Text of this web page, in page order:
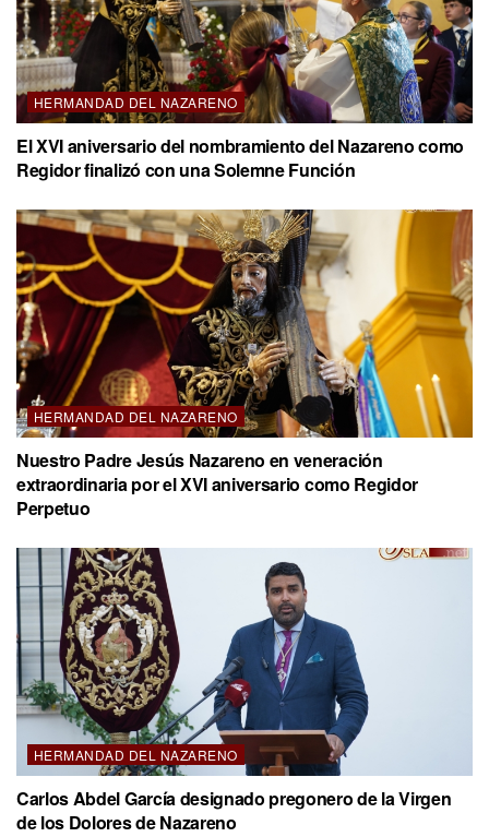
HERMANDAD DEL NAZARENO
El XVI aniversario del nombramiento del Nazareno como
Regidor finalizó con una Solemne Función
HERMANDAD DEL NAZARENO
Nuestro Padre Jesús Nazareno en veneración
extraordinaria por el XVI aniversario como Regidor
Perpetuo
HERMANDAD DEL NAZARENO
Carlos Abdel García designado pregonero de la Virgen
de los Dolores de Nazareno